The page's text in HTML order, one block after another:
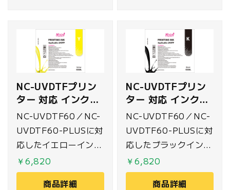
製版します。こちらは
W100×H100mmの
プリント範囲に対応し
ており、Tシャツなど
の左胸・右胸ワンポイ
ントに使用可能です。
NC-UVDTFプリン
ター 対応 インク
500ml イエロー
NC-UVDTF60／NC-
UVDTF60-PLUSに対
応したイエローインク
500mlです。
￥6,820
商品詳細
NC-UVDTFプリン
ター 対応 インク
500ml ブラック
NC-UVDTF60／NC-
UVDTF60-PLUSに対
応したブラックインク
500mlです。
￥6,820
商品詳細